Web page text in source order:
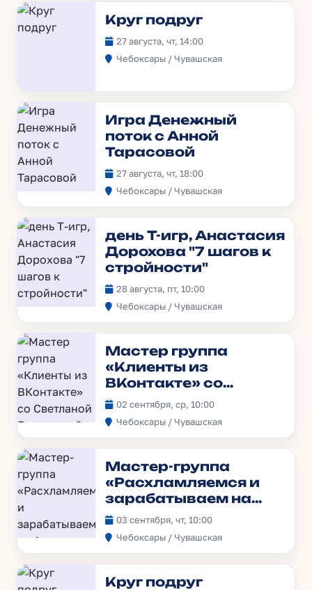
Круг подруг
27 августа, чт, 14:00
Чебоксары / Чувашская
Игра Денежный
поток с Анной
Тарасовой
27 августа, чт, 18:00
Чебоксары / Чувашская
день Т-игр, Анастасия
Дорохова "7 шагов к
стройности"
28 августа, пт, 10:00
Чебоксары / Чувашская
Мастер группа
«Клиенты из
ВКонтакте» со
Светланой
Гавриловой
02 сентября, ср, 10:00
Чебоксары / Чувашская
Мастер-группа
«Расхламляемся и
зарабатываем на
Авито»
03 сентября, чт, 10:00
Чебоксары / Чувашская
Круг подруг